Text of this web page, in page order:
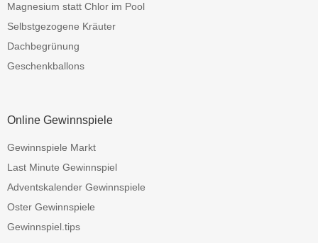
Magnesium statt Chlor im Pool
Selbstgezogene Kräuter
Dachbegrünung
Geschenkballons
Online Gewinnspiele
Gewinnspiele Markt
Last Minute Gewinnspiel
Adventskalender Gewinnspiele
Oster Gewinnspiele
Gewinnspiel.tips